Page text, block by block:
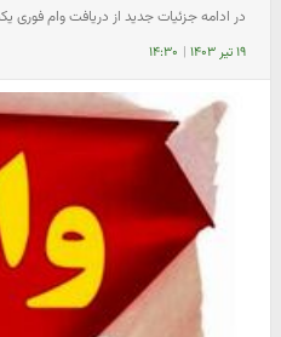
در ادامه جزئیات جدید از دریافت وام فوری
۱۹ تیر ۱۴۰۳ | ۱۴:۳۰